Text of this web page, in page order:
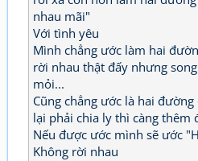
nhau mãi"
Với tình yêu
Mình chẳng ước làm hai
rời nhau thật đấy nhưng
mỏi...
Cũng chẳng ước là hai
lại phải chia ly thì càng thêm
Nếu được ước mình sẽ ước
Không rời nhau